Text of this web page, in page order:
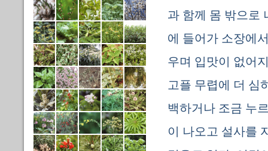
과 함께 몸 밖으로
에 들어가 소장에
우며 입맛이 없어
고플 무렵에 더 심
백하거나 조금 누
이 나오고 설사를